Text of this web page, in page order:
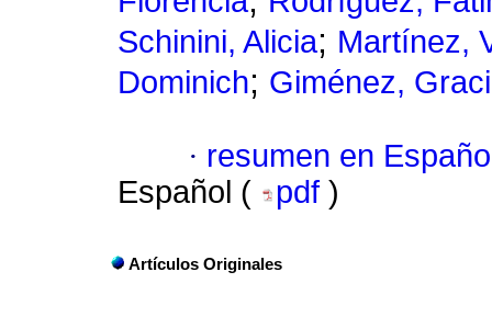
Schinini, Alicia; Martínez,
Dominich; Giménez,
· resumen en
Español (
pdf )
Artículos Originales